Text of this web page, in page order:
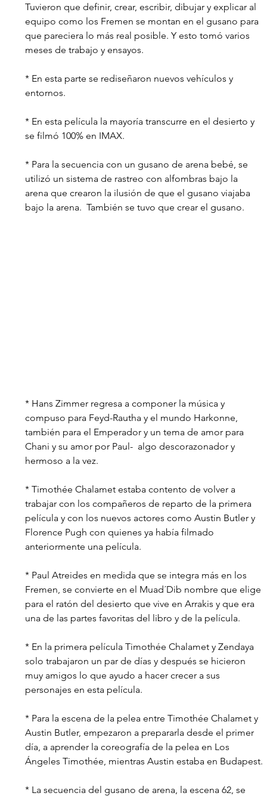
Tuvieron que definir, crear, escribir, dibujar y explicar al
equipo como los Fremen se montan en el gusano para
que pareciera lo más real posible. Y esto tomó varios
meses de trabajo y ensayos.
* En esta parte se rediseñaron nuevos vehículos y
entornos.
* En esta película la mayoría transcurre en el desierto y
se filmó 100% en IMAX.
* Para la secuencia con un gusano de arena bebé, se
utilizó un sistema de rastreo con alfombras bajo la
arena que crearon la ilusión de que el gusano viajaba
bajo la arena. También se tuvo que crear el gusano.
* Hans Zimmer regresa a componer la música y
compuso para Feyd-Rautha y el mundo Harkonne,
también para el Emperador y un tema de amor para
Chani y su amor por Paul- algo descorazonador y
hermoso a la vez.
* Timothée Chalamet estaba contento de volver a
trabajar con los compañeros de reparto de la primera
película y con los nuevos actores como Austin Butler y
Florence Pugh con quienes ya había filmado
anteriormente una película.
* Paul Atreides en medida que se integra más en los
Fremen, se convierte en el Muad´Dib nombre que elige
para el ratón del desierto que vive en Arrakis y que era
una de las partes favoritas del libro y de la película.
* En la primera película Timothée Chalamet y Zendaya
solo trabajaron un par de días y después se hicieron
muy amigos lo que ayudo a hacer crecer a sus
personajes en esta película.
* Para la escena de la pelea entre Timothée Chalamet y
Austin Butler, empezaron a prepararla desde el primer
día, a aprender la coreografía de la pelea en Los
Ángeles Timothée, mientras Austin estaba en Budapest.
* La secuencia del gusano de arena, la escena 62, se